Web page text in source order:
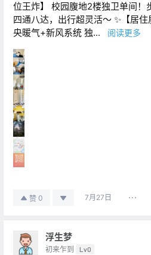
位王炸】 校园腹地2楼独卫单间！
四通八达，出行超灵活～ ✨【居
央暖气+新风系统 独...
阅读更多
赞 0 7月27日
浮生梦
初来乍到 Lv0